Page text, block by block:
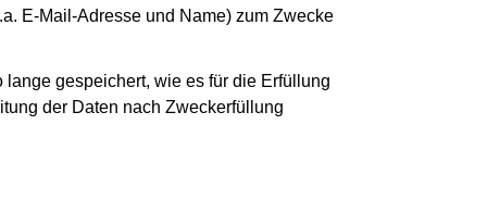
E-Mail-Adresse und Name) zum Zwecke
gespeichert, wie es für die Erfüllung
der Daten nach Zweckerfüllung